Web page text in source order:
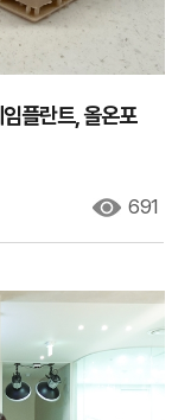
플란트, 올온포
691